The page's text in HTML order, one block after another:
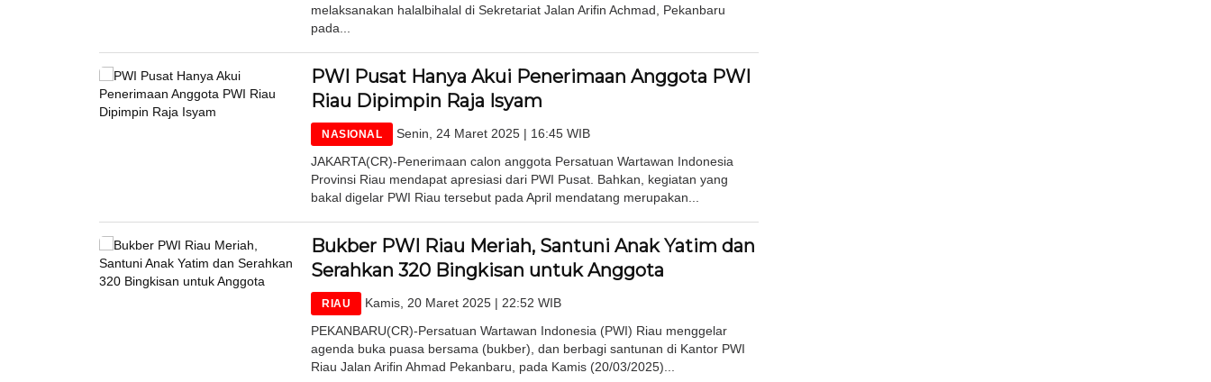
melaksanakan halalbihalal di Sekretariat Jalan Arifin Achmad, Pekanbaru
pada...
PWI Pusat Hanya Akui Penerimaan Anggota PWI
Riau Dipimpin Raja Isyam
NASIONAL
Senin, 24 Maret 2025 | 16:45 WIB
JAKARTA(CR)-Penerimaan calon anggota Persatuan Wartawan Indonesia
Provinsi Riau mendapat apresiasi dari PWI Pusat. Bahkan, kegiatan yang
bakal digelar PWI Riau tersebut pada April mendatang merupakan...
Bukber PWI Riau Meriah, Santuni Anak Yatim dan
Serahkan 320 Bingkisan untuk Anggota
RIAU
Kamis, 20 Maret 2025 | 22:52 WIB
PEKANBARU(CR)-Persatuan Wartawan Indonesia (PWI) Riau menggelar
agenda buka puasa bersama (bukber), dan berbagi santunan di Kantor PWI
Riau Jalan Arifin Ahmad Pekanbaru, pada Kamis (20/03/2025)...